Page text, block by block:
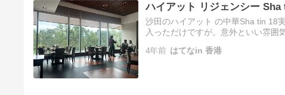
ハイアット リジェンシー Sha
沙田のハイアット の中華Sha tin 18
入っただけですが。意外といい雰囲
4年前 はてなin 香港